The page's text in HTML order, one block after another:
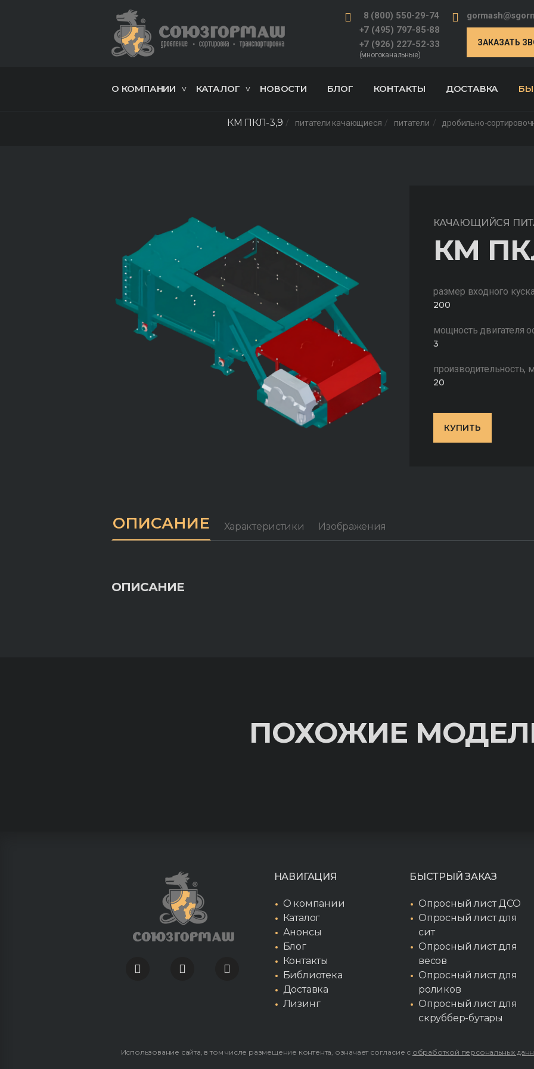
8 (800) 550-29-74
+7 (495) 797-85-88
+7 (926) 227-52-33
(многоканальные)
ЗАКАЗАТЬ
О КОМПАНИИ КАТАЛОГ НОВОСТИ БЛОГ КОНТАКТЫ ДОСТАВКА
дробильно-
питатели
питатели качающиеся
КМ ПКЛ-3,9
КАЧАЮЩИЙСЯ
КМ
размер входного
200
мощность двигателя
3
производительность,
20
КУПИТЬ
ОПИСАНИЕ Характеристики Изображения
ОПИСАНИЕ
ПОХОЖИЕ
НАВИГАЦИЯ
О компании
Каталог
Анонсы
Блог
Контакты
Библиотека
Доставка
Лизинг
БЫСТРЫЙ ЗАКАЗ
Опросный лист ДСО
Опросный лист для
сит
Опросный лист для
весов
Опросный лист для
роликов
Опросный лист для
скруббер-бутары
Использование сайта, в том числе размещение контента, означает согласие с обработкой персональных